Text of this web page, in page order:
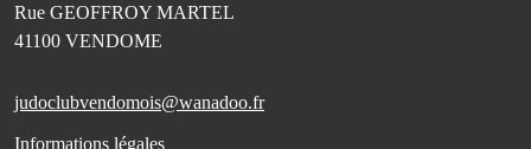
Rue GEOFFROY MARTEL
41100 VENDOME
judoclubvendomois@wanadoo.fr
Informations légales